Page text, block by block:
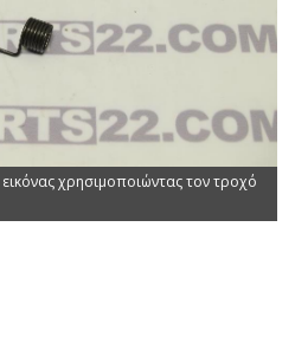
χρησιμοποιώντας τον τροχό